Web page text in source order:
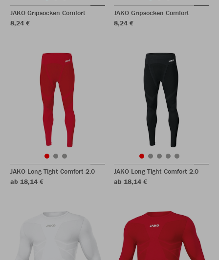
JAKO Gripsocken Comfort
8,24 €
JAKO Gripsocken Comfort
8,24 €
JAKO Long Tight Comfort 2.0
ab 18,14 €
JAKO Long Tight Comfort 2.0
ab 18,14 €